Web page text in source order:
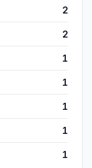
2
2
1
1
1
1
1